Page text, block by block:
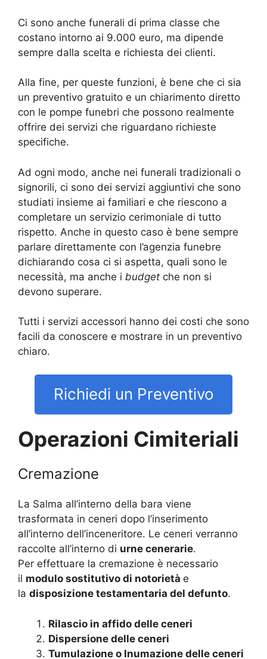
Ci sono anche funerali di prima classe che
costano intorno ai 9.000 euro, ma dipende
sempre dalla scelta e richiesta dei clienti.
Alla fine, per queste funzioni, è bene che ci sia
un preventivo gratuito e un chiarimento diretto
con le pompe funebri che possono realmente
offrire dei servizi che riguardano richieste
specifiche.
Ad ogni modo, anche nei funerali tradizionali o
signorili, ci sono dei servizi aggiuntivi che sono
studiati insieme ai familiari e che riescono a
completare un servizio cerimoniale di tutto
rispetto. Anche in questo caso è bene sempre
parlare direttamente con l’agenzia funebre
dichiarando cosa ci si aspetta, quali sono le
necessità, ma anche i budget che non si
devono superare.
Tutti i servizi accessori hanno dei costi che sono
facili da conoscere e mostrare in un preventivo
chiaro.
Richiedi un Preventivo
Operazioni Cimiteriali
Cremazione
La Salma all’interno della bara viene
trasformata in ceneri dopo l’inserimento
all’interno dell’inceneritore. Le ceneri verranno
raccolte all’interno di urne cenerarie.
Per effettuare la cremazione è necessario
il modulo sostitutivo di notorietà e
la disposizione testamentaria del defunto.
Rilascio in affido delle ceneri
Dispersione delle ceneri
Tumulazione o Inumazione delle ceneri